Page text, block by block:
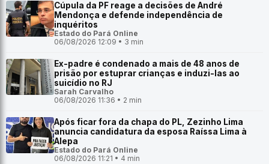
Cúpula da PF reage a decisões de André
Mendonça e defende independência de
inquéritos
Estado do Pará Online
06/08/2026 12:09 • 3 min
Ex-padre é condenado a mais de 48 anos de
prisão por estuprar crianças e induzi-las ao
suicídio no RJ
Sarah Carvalho
06/08/2026 11:36 • 2 min
Após ficar fora da chapa do PL, Zezinho Lima
anuncia candidatura da esposa Raíssa Lima à
Alepa
Estado do Pará Online
06/08/2026 11:21 • 4 min